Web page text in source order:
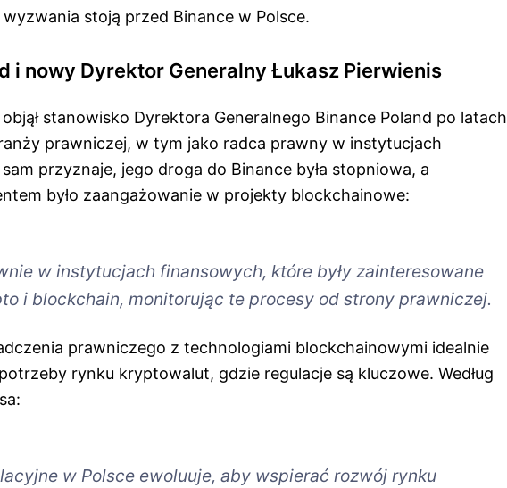
stoją przed Binance w Polsce.
i nowy Dyrektor Generalny Łukasz Pierwienis
stanowisko Dyrektora Generalnego Binance Poland po latach
prawniczej, w tym jako radca prawny w instytucjach
przyznaje, jego droga do Binance była stopniowa, a
było zaangażowanie w projekty blockchainowe:
w instytucjach finansowych, które były zainteresowane
i blockchain, monitorując te procesy od strony prawniczej.
prawniczego z technologiami blockchainowymi idealnie
rynku kryptowalut, gdzie regulacje są kluczowe. Według
w Polsce ewoluuje, aby wspierać rozwój rynku